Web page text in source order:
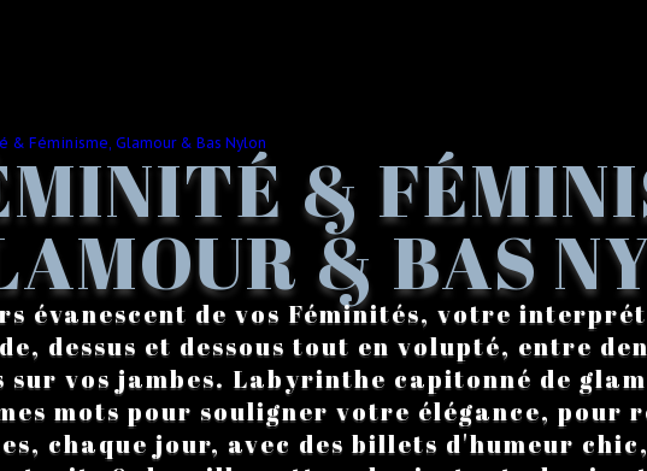
&
& BAS
évanescent de vos Féminités, votre
dessus et dessous tout en volupté, entre
sur vos jambes. Labyrinthe capitonné de
mots pour souligner votre élégance, pour
chaque jour, avec des billets d'humeur